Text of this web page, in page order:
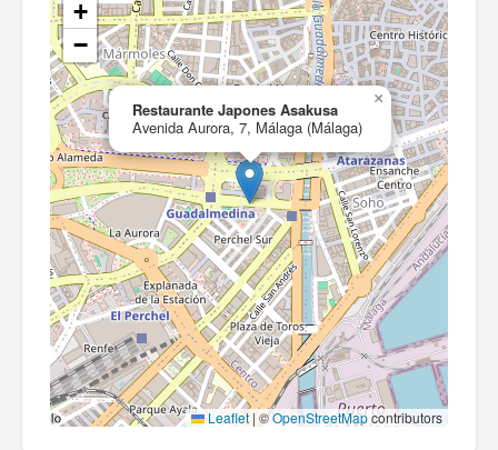
Restaurante Japones Asakusa
Avenida Aurora, 7, Málaga (Málaga)
×
+
−
Leaflet | ©OpenStreetMapcontributors